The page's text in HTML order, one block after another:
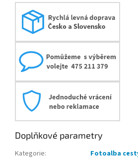
Doplňkové parametry
Kategorie:
Fotoalba